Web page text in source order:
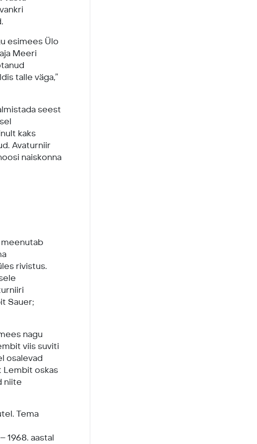
esimees Ülo
Meeri
talle väga,”
seest
kaks
Avaturniir
naiskonna
meenutab
rivistus.
Sauer;
nagu
viis suviti
osalevad
Lembit oskas
niite
Tema
1968. aastal